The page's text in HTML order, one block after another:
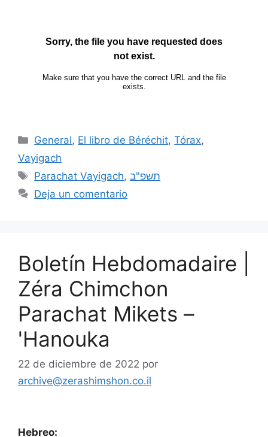
General, El libro de Béréchit,Tórax,
Vayigach
Parachat Vayigach,תשפ"ב
Deja un comentario
Boletín Hebdomadaire |
Zéra Chimchon
Parachat Mikets –
'Hanouka
22 de diciembre de 2022 por
archive@zerashimshon.co.il
Hebreo: